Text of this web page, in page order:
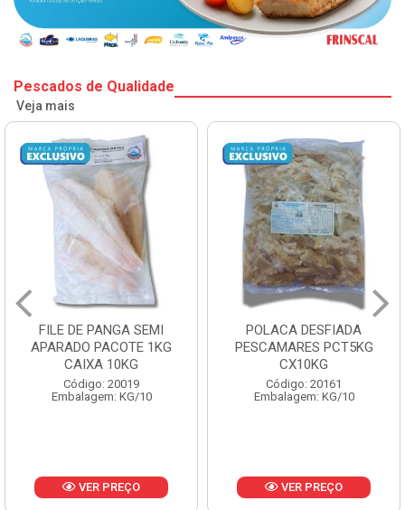
Pescados de Qualidade
Veja mais
FILE DE PANGA SEMI
APARADO PACOTE 1KG
CAIXA 10KG
Código: 20019
Embalagem: KG/10
VER PREÇO
POLACA DESFIADA
PESCAMARES PCT5KG
CX10KG
Código: 20161
Embalagem: KG/10
VER PREÇO